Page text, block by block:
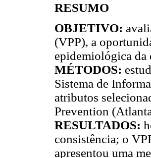
RESUMO
OBJETIVO:
(VPP), a
epidemiológica da
MÉTODOS:
Sistema de
atributos
Prevention
RESULTADOS:
consistência; o
apresentou uma